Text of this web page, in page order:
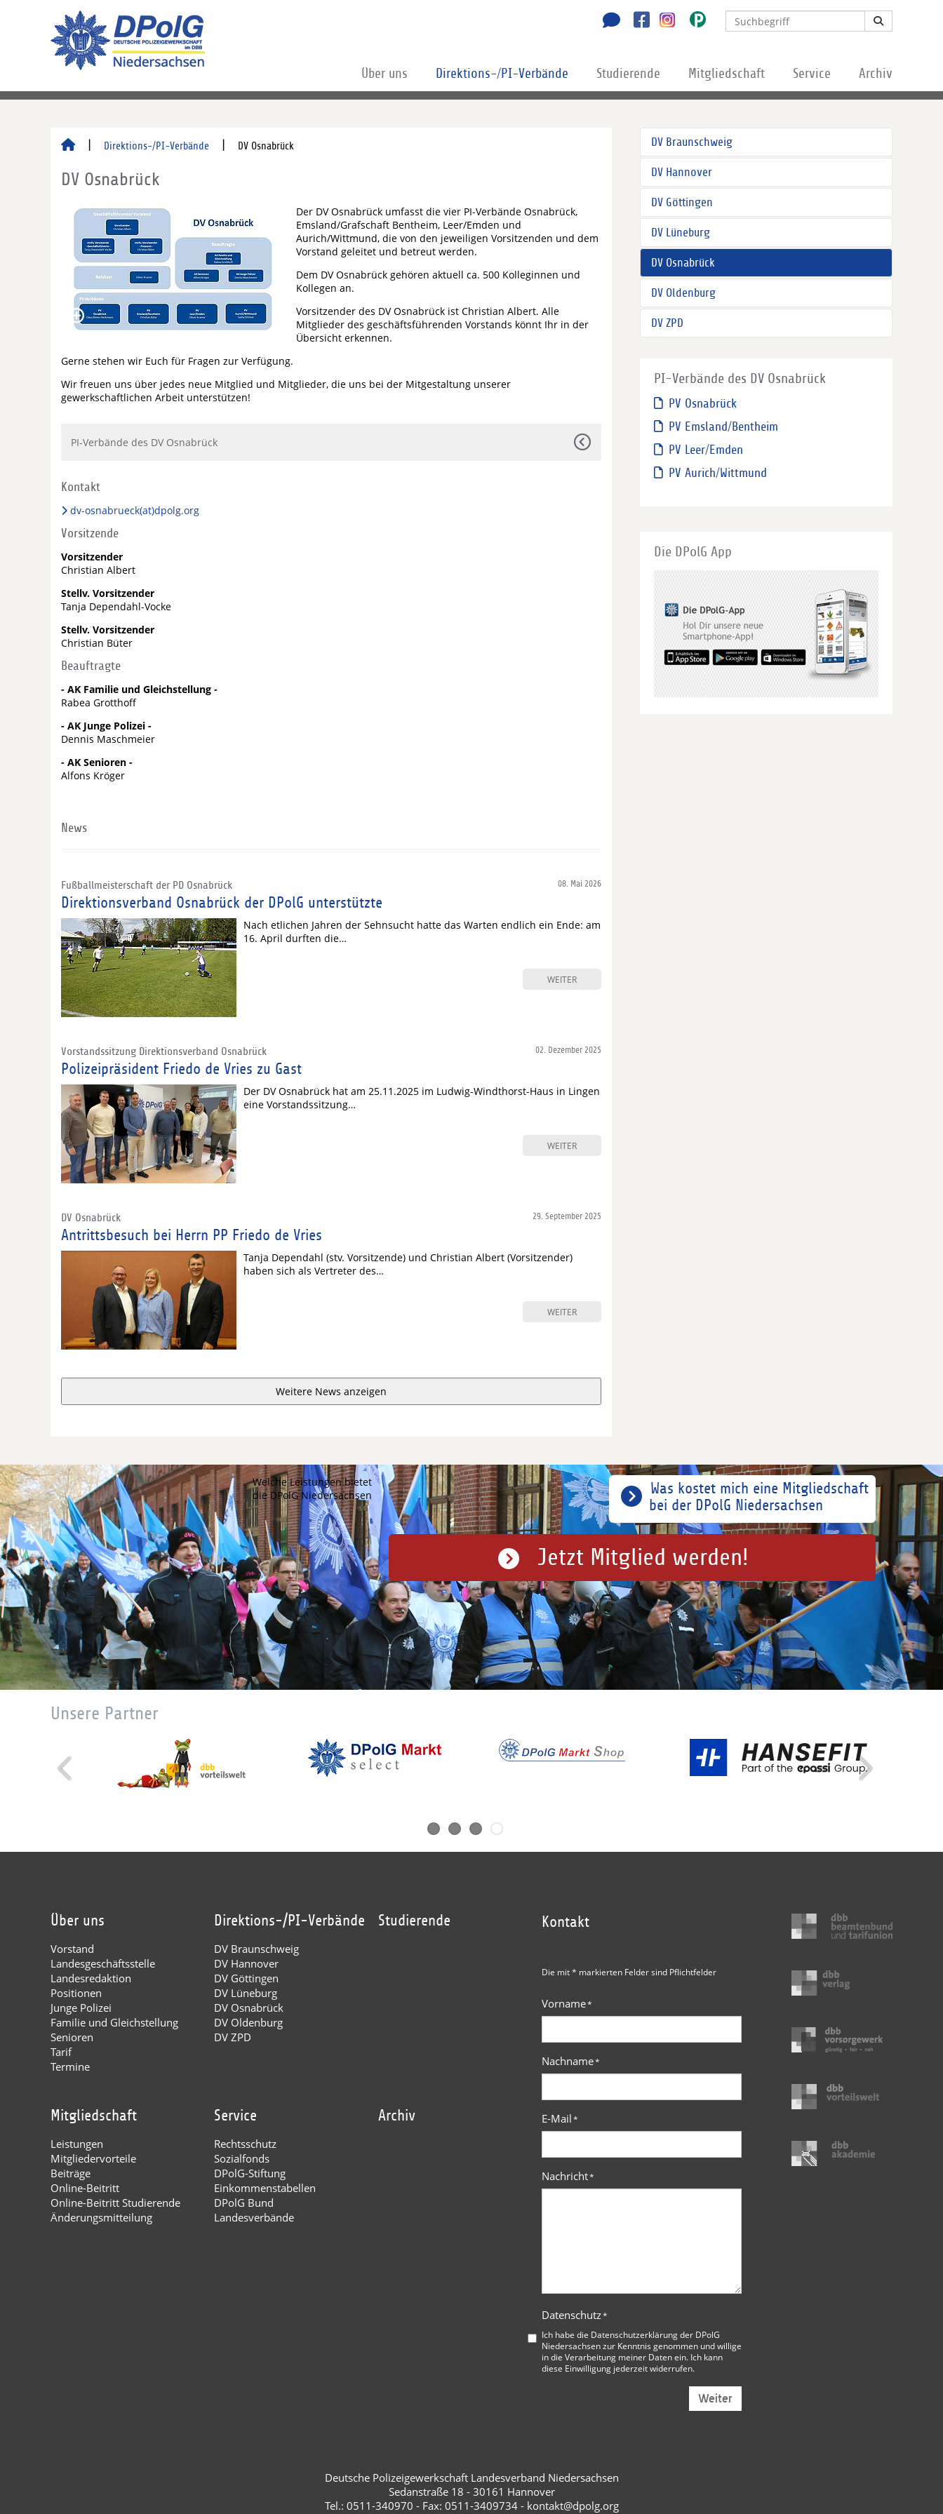
Über uns Direktions-/PI-Verbände Studierende Mitgliedschaft Service Archiv
Direktions-/PI-Verbände DV Osnabrück
DV Osnabrück
Der DV Osnabrück umfasst die vier PI-Verbände Osnabrück,
Emsland/Grafschaft Bentheim, Leer/Emden und
Aurich/Wittmund, die von den jeweiligen Vorsitzenden und dem
Vorstand geleitet und betreut werden.
Dem DV Osnabrück gehören aktuell ca. 500 Kolleginnen und
Kollegen an.
Vorsitzender des DV Osnabrück ist Christian Albert. Alle
Mitglieder des geschäftsführenden Vorstands könnt Ihr in der
Übersicht erkennen.
Gerne stehen wir Euch für Fragen zur Verfügung.
Wir freuen uns über jedes neue Mitglied und Mitglieder, die uns bei der Mitgestaltung unserer
gewerkschaftlichen Arbeit unterstützen!
PI-Verbände des DV Osnabrück
Kontakt
dv-osnabrueck(at)dpolg.org
Vorsitzende
Vorsitzender
Christian Albert
Stellv. Vorsitzender
Tanja Dependahl-Vocke
Stellv. Vorsitzender
Christian Büter
Beauftragte
- AK Familie und Gleichstellung -
Rabea Grotthoff
- AK Junge Polizei -
Dennis Maschmeier
- AK Senioren -
Alfons Kröger
News
08. Mai 2026
Fußballmeisterschaft der PD Osnabrück
Direktionsverband Osnabrück der DPolG unterstützte
Nach etlichen Jahren der Sehnsucht hatte das Warten endlich ein Ende: am
16. April durften die…
WEITER
02. Dezember 2025
Vorstandssitzung Direktionsverband Osnabrück
Polizeipräsident Friedo de Vries zu Gast
Der DV Osnabrück hat am 25.11.2025 im Ludwig-Windthorst-Haus in Lingen
eine Vorstandssitzung…
WEITER
29. September 2025
DV Osnabrück
Antrittsbesuch bei Herrn PP Friedo de Vries
Tanja Dependahl (stv. Vorsitzende) und Christian Albert (Vorsitzender)
haben sich als Vertreter des…
WEITER
Weitere News anzeigen
DV Braunschweig
DV Hannover
DV Göttingen
DV Lüneburg
DV Osnabrück
DV Oldenburg
DV ZPD
PI-Verbände des DV Osnabrück
PV Osnabrück
PV Emsland/Bentheim
PV Leer/Emden
PV Aurich/Wittmund
Die DPolG App
Was kostet mich eine Mitgliedschaft
bei der DPolG Niedersachsen
Welche Leistungen bietet
die DPolG Niedersachsen
Jetzt Mitglied werden!
Unsere Partner
Über uns
Vorstand
Landesgeschäftsstelle
Landesredaktion
Positionen
Junge Polizei
Familie und Gleichstellung
Senioren
Tarif
Termine
Direktions-/PI-Verbände
DV Braunschweig
DV Hannover
DV Göttingen
DV Lüneburg
DV Osnabrück
DV Oldenburg
DV ZPD
Studierende
Mitgliedschaft
Leistungen
Mitgliedervorteile
Beiträge
Online-Beitritt
Online-Beitritt Studierende
Änderungsmitteilung
Service
Rechtsschutz
Sozialfonds
DPolG-Stiftung
Einkommenstabellen
DPolG Bund
Landesverbände
Archiv
Kontakt
Die mit * markierten Felder sind Pflichtfelder
Vorname*
Nachname*
E-Mail*
Nachricht*
Datenschutz*
Ich habe die Datenschutzerklärung der DPolG
Niedersachsenzur Kenntnis genommen und willige
in die Verarbeitung meiner Daten ein. Ich kann
diese Einwilligung jederzeit widerrufen.
Weiter
Deutsche Polizeigewerkschaft Landesverband Niedersachsen
Sedanstraße 18 - 30161 Hannover
Tel.: 0511-340970 - Fax: 0511-3409734 - kontakt@dpolg.org